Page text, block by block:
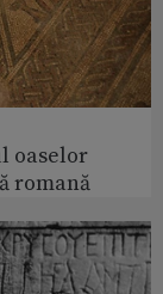
oaselor
romană